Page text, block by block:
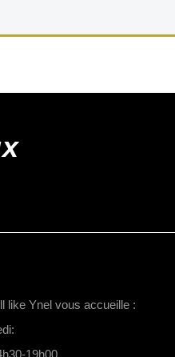
like Ynel vous accueille :
19h00